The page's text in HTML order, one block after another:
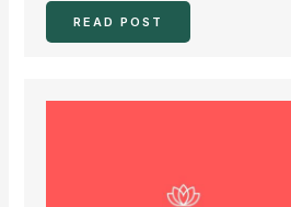
READ POST